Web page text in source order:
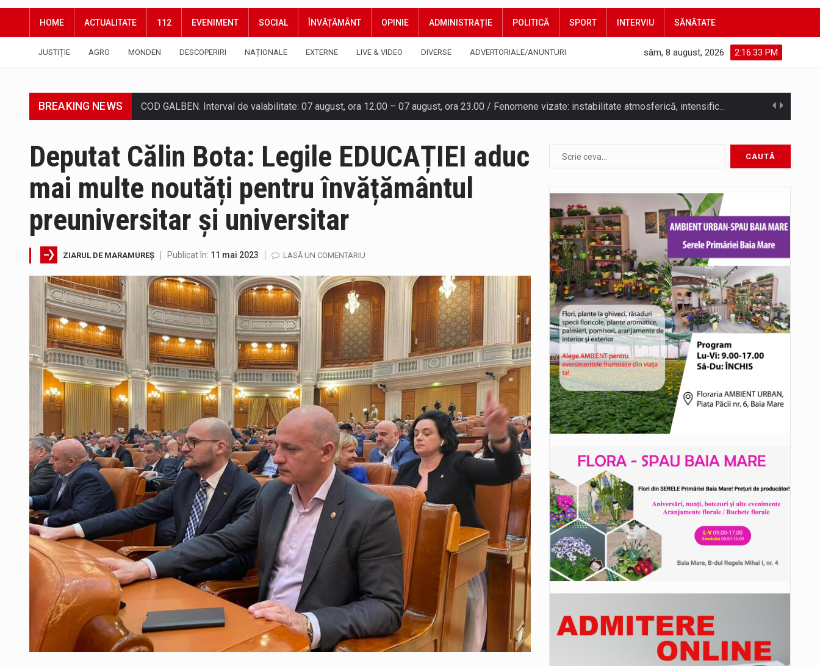
HOME ACTUALITATE 112 EVENIMENT SOCIAL ÎNVĂȚĂMÂNT OPINIE ADMINISTRAȚIE POLITICĂ SPORT INTERVIU SĂNĂTATE
JUSTIȚIE AGRO MONDEN DESCOPERIRI NAȚIONALE EXTERNE LIVE & VIDEO DIVERSE ADVERTORIALE/ANUNTURI 2:16:35 PM
sâm, 8 august, 2026
BREAKING NEWS Proiectul de lege privind Strategia națională pentru conservarea biodiversității a fost din nou dezbătut ieri și în final adoptat de…
Biroul Parlamentar al Senatorului Cristian-Augustin Niculescu-Țâgârlaș a organizat dezbaterea publică cu tema „Noile reguli pentru construcții și prosumatori” având ca…
Noile statii de călători, achizitionate la preț de garsonieră per bucată, dezamăgesc total cetățenii care folosesc mijloacele de transport în…
Municipiul Baia Mare, prin Serviciul Public Comunitar Local de Evidență a Persoanelor - Serviciul Evidența Persoanelor, îi informează pe cetățenii…
Tot mai multi băimăreni semnalează prezența cersetorilor de etnie romă pe raza municipiului. Orasul este la propriu impânzit de ei…
Fostul deputat si primar Cătălin Cherecheș a fost invitat la Horia Nasra Show unde a sustinut o dezbatere pe teme…
Liceul Ucrainean „Taras Șevcenko” din Sighetu Marmației, singurul liceu din România cu predare în limba ucraineană, are potențialul de a-și…
Proiectul pentru reconstrucția definitivă a podului peste râul Săsar din Baia Mare avansează într-o nouă etapă concretă. După asigurarea finanțării…
Deputat Călin Bota: Legile EDUCAȚIEI aduc
mai multe noutăți pentru învățământul
preuniversitar și universitar
ZIARUL DE MARAMUREȘ Publicat în: 11 mai 2023 LASĂ UN COMENTARIU